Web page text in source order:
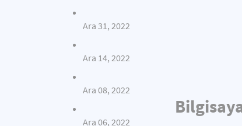
Ara 31, 2022
Ara 14, 2022
Ara 08, 2022
Ara 06, 2022